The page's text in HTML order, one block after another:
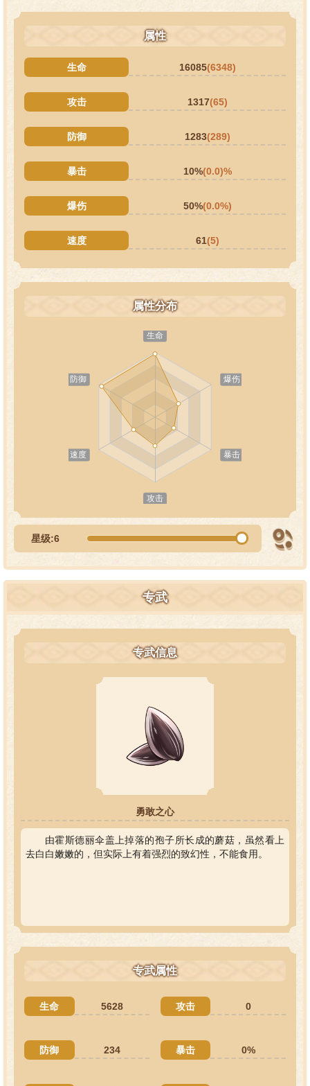
属性
生命 16085(6348)
攻击 1317(65)
防御 1283(289)
暴击 10%(0.0)%
爆伤 50%(0.0%)
速度 61(5)
属性分布
星级:6
专武
专武信息
勇敢之心
由霍斯德丽伞盖上掉落的孢子所长成的蘑菇，虽然看上
去白白嫩嫩的，但实际上有着强烈的致幻性，不能食用。
专武属性
生命 5628 攻击 0
防御 234 暴击 0%